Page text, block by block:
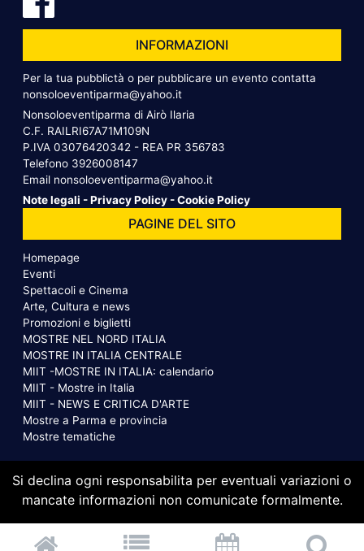
INFORMAZIONI
Per la tua pubblictà o per pubblicare un evento contatta
nonsoloeventiparma@yahoo.it
Nonsoloeventiparma di Airò Ilaria
C.F. RAILRI67A71M109N
P.IVA 03076420342 - REA PR 356783
Telefono 3926008147
Email nonsoloeventiparma@yahoo.it
Note legali -Privacy Policy -Cookie Policy
PAGINE DEL SITO
Homepage
Eventi
Spettacoli e Cinema
Arte, Cultura e news
Promozioni e biglietti
MOSTRE NEL NORD ITALIA
MOSTRE IN ITALIA CENTRALE
MIIT -MOSTRE IN ITALIA: calendario
MIIT - Mostre in Italia
MIIT - NEWS E CRITICA D'ARTE
Mostre a Parma e provincia
Mostre tematiche
Si declina ogni responsabilita per eventuali variazioni o
mancate informazioni non comunicate formalmente.